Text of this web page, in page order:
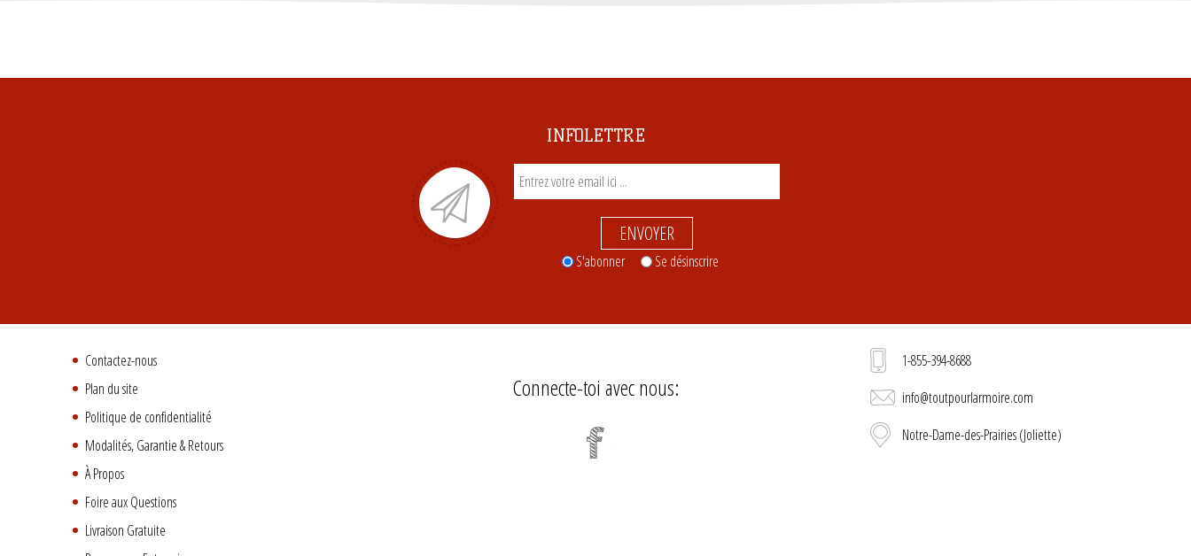
INFOLETTRE
ENVOYER
S'abonner Se désinscrire
Contactez-nous
Plan du site
Politique de confidentialité
Modalités, Garantie & Retours
À Propos
Foire aux Questions
Livraison Gratuite
Connecte-toi avec nous:
1-855-394-8688
info@toutpourlarmoire.com
Notre-Dame-des-Prairies (Joliette)